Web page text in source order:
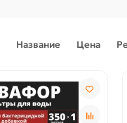
Название Цена